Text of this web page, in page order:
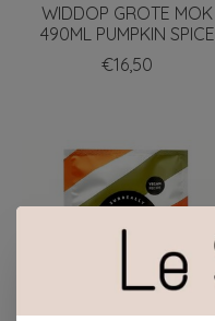
WIDDOP GROTE MOK
490ML PUMPKIN SPICE
€16,50